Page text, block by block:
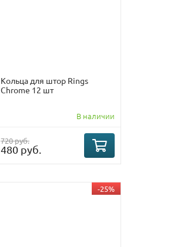
Кольца для штор Rings
Chrome 12 шт
В наличии
720 руб.
480 руб.
-25%